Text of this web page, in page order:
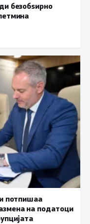
безобѕирно
потпишаа
на податоци